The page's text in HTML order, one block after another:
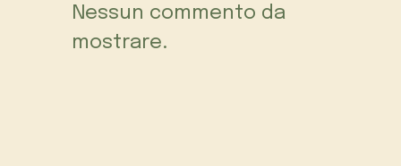
Nessun commento da
mostrare.